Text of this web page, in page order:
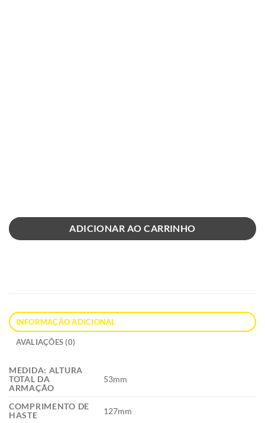
ADICIONAR AO CARRINHO
INFORMAÇÃO ADICIONAL
AVALIAÇÕES (0)
MEDIDA: ALTURA
TOTAL DA
ARMAÇÃO
53mm
COMPRIMENTO DE
HASTE
127mm